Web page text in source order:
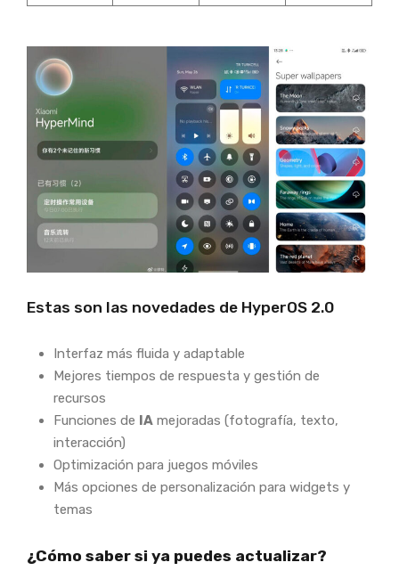
Estas son las novedades de HyperOS 2.0
Interfaz más fluida y adaptable
Mejores tiempos de respuesta y gestión de
recursos
Funciones de IA mejoradas (fotografía, texto,
interacción)
Optimización para juegos móviles
Más opciones de personalización para widgets y
temas
¿Cómo saber si ya puedes actualizar?